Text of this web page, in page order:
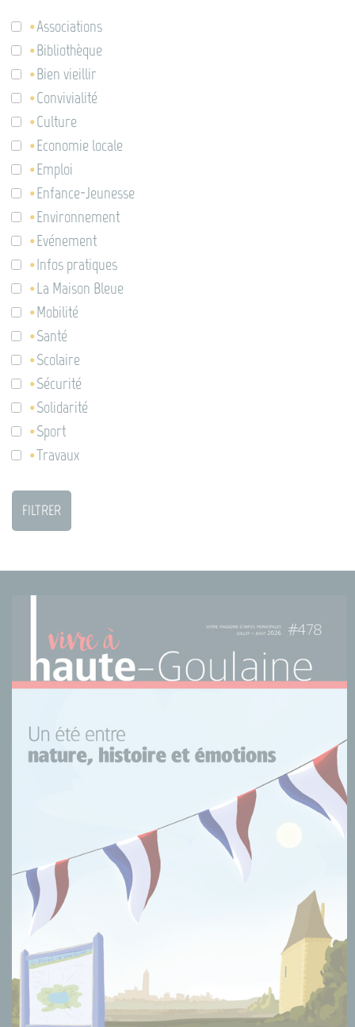
Associations
Bibliothèque
Bien vieillir
Convivialité
Culture
Economie locale
Emploi
Enfance-Jeunesse
Environnement
Evénement
Infos pratiques
La Maison Bleue
Mobilité
Santé
Scolaire
Sécurité
Solidarité
Sport
Travaux